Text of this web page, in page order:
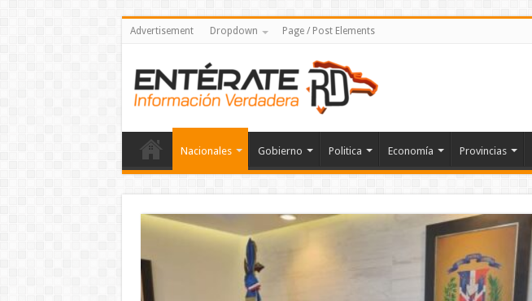
Advertisement Dropdown Page / Post Elements
Nacionales Gobierno Politica Economía Provincias